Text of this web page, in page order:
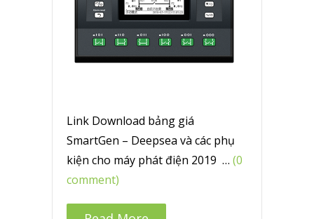
Link Download bảng giá
SmartGen – Deepsea và các phụ
kiện cho máy phát điện 2019 … (0
comment)